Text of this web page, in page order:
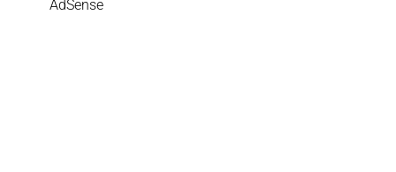
AdSense